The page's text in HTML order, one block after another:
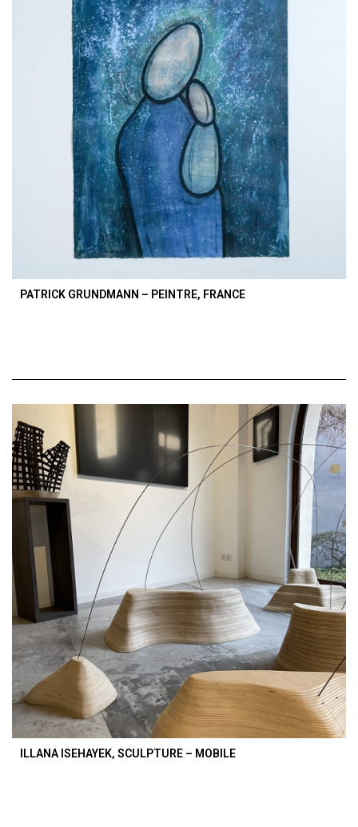
PATRICK GRUNDMANN – PEINTRE, FRANCE
ILLANA ISEHAYEK, SCULPTURE – MOBILE